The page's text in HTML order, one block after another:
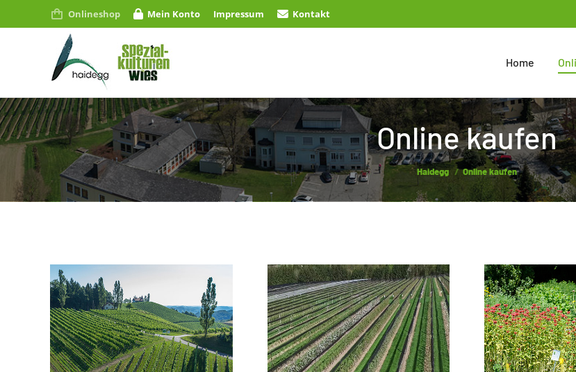
Onlineshop Mein Konto Impressum Kontakt
Home
Online kaufen
You are here:
Haidegg Online kaufen